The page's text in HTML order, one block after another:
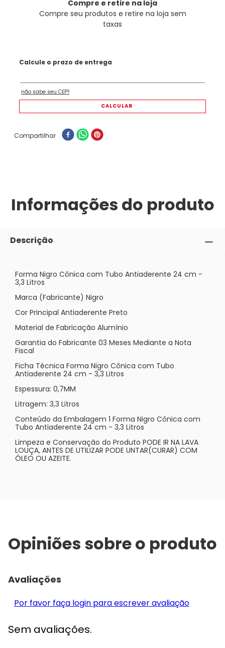
Compre e retire na loja
Compre seu produtos e retire na loja sem
taxas
Compartilhar
Informações do produto
Descrição
Forma Nigro Cônica com Tubo Antiaderente 24 cm -
3,3 Litros
Marca (Fabricante) Nigro
Cor Principal Antiaderente Preto
Material de Fabricação Alumínio
Garantia do Fabricante 03 Meses Mediante a Nota
Fiscal
Ficha Técnica Forma Nigro Cônica com Tubo
Antiaderente 24 cm - 3,3 Litros
Espessura: 0,7MM
Litragem: 3,3 Litros
Conteúdo da Embalagem 1 Forma Nigro Cônica com
Tubo Antiaderente 24 cm - 3,3 Litros
Limpeza e Conservação do Produto PODE IR NA LAVA
LOUÇA, ANTES DE UTILIZAR PODE UNTAR(CURAR) COM
ÓLEO OU AZEITE.
Opiniões sobre o produto
Avaliações
Por favor faça login para escrever avaliação
Sem avaliações.